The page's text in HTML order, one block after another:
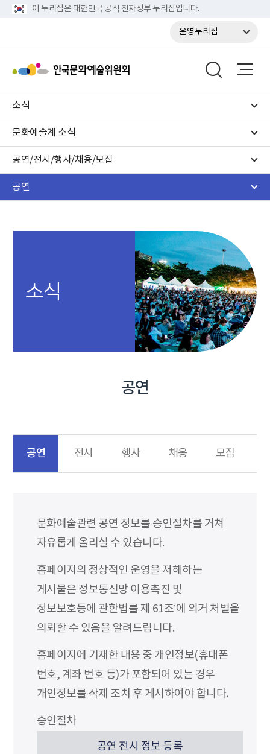
이 누리집은 대한민국 공식 전자정부 누리집입니다.
운영누리집
소식
문화예술계 소식
공연/전시/행사/채용/모집
공연
소식
공연
공연 전시 행사 채용 모집
문화예술관련 공연 정보를 승인절차를 거쳐
자유롭게 올리실 수 있습니다.
홈페이지의 정상적인 운영을 저해하는
게시물은 정보통신망 이용촉진 및
정보보호등에 관한법률 제 61조’에 의거 처벌을
의뢰할 수 있음을 알려드립니다.
홈페이지에 기재한 내용 중 개인정보(휴대폰
번호, 계좌 번호 등)가 포함되어 있는 경우
개인정보를 삭제 조치 후 게시하여야 합니다.
승인절차
공연 전시 정보 등록